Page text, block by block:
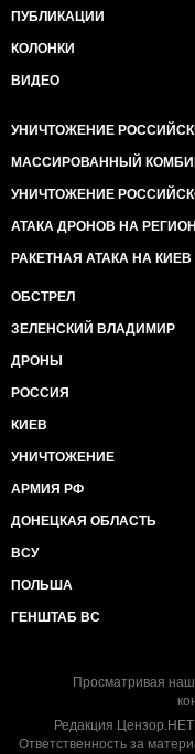
ПУБЛИКАЦИИ
КОЛОНКИ
ВИДЕО
УНИЧТОЖЕНИЕ
МАССИРОВАННЫЙ
УНИЧТОЖЕНИЕ
АТАКА ДРОНОВ НА
РАКЕТНАЯ АТАКА НА КИЕВ
ОБСТРЕЛ
ЗЕЛЕНСКИЙ ВЛАДИМИР
ДРОНЫ
РОССИЯ
КИЕВ
УНИЧТОЖЕНИЕ
АРМИЯ РФ
ДОНЕЦКАЯ ОБЛАСТЬ
ВСУ
ПОЛЬША
ГЕНШТАБ ВС
Просматривая
Редакция
Ответственность за